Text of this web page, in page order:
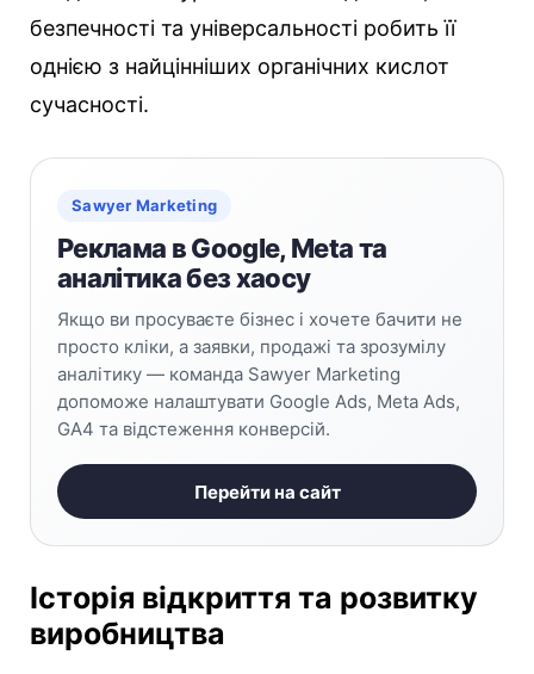
безпечності та універсальності робить її
однією з найцінніших органічних кислот
сучасності.
Sawyer Marketing
Реклама в Google, Meta та
аналітика без хаосу
Якщо ви просуваєте бізнес і хочете бачити не
просто кліки, а заявки, продажі та зрозумілу
аналітику — команда Sawyer Marketing
допоможе налаштувати Google Ads, Meta Ads,
GA4 та відстеження конверсій.
Перейти на сайт
Історія відкриття та розвитку
виробництва